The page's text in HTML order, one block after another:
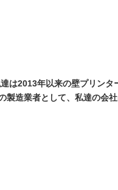
は2013年以来の壁プリンタ
製造業者として、私達の会